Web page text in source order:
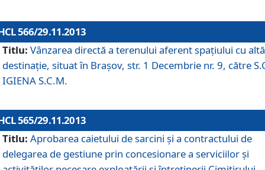
566/29.11.2013
Titlu: Vânzarea directă a terenului aferent spaţiului cu altă
destinaţie, situat în Braşov, str. 1 Decembrie nr. 9, către
IGIENA S.C.M.
565/29.11.2013
Titlu: Aprobarea caietului de sarcini şi a contractului de
delegarea de gestiune prin concesionare a serviciilor şi